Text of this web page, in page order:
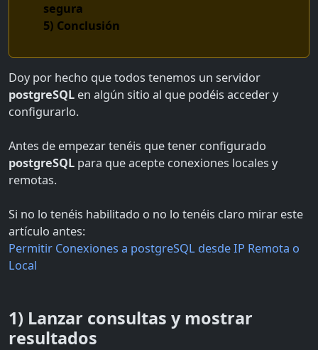
segura
5) Conclusión
Doy por hecho que todos tenemos un servidor
postgreSQL en algún sitio al que podéis acceder y
configurarlo.
Antes de empezar tenéis que tener configurado
postgreSQL para que acepte conexiones locales y
remotas.
Si no lo tenéis habilitado o no lo tenéis claro mirar este
artículo antes:
Permitir Conexiones a postgreSQL desde IP Remota o
Local
1) Lanzar consultas y mostrar
resultados